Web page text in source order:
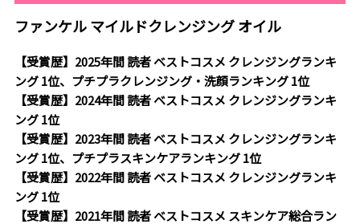
ファンケル マイルドクレンジング オイル
【受賞歴】2025年間 読者 ベストコスメ クレンジングランキ
ング 1位、プチプラクレンジング・洗顔ランキング 1位
【受賞歴】2024年間 読者 ベストコスメ クレンジングランキ
ング 1位
【受賞歴】2023年間 読者 ベストコスメ クレンジングランキ
ング 1位、プチプラスキンケアランキング 1位
【受賞歴】2022年間 読者 ベストコスメ クレンジングランキ
ング 1位
【受賞歴】2021年間 読者 ベストコスメ スキンケア総合ラン